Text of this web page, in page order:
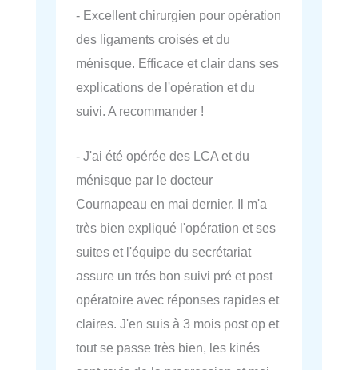
- Excellent chirurgien pour opération
des ligaments croisés et du
ménisque. Efficace et clair dans ses
explications de l'opération et du
suivi. A recommander !
- J'ai été opérée des LCA et du
ménisque par le docteur
Cournapeau en mai dernier. Il m'a
très bien expliqué l'opération et ses
suites et l'équipe du secrétariat
assure un trés bon suivi pré et post
opératoire avec réponses rapides et
claires. J'en suis à 3 mois post op et
tout se passe très bien, les kinés